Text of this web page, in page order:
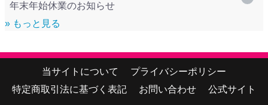
年末年始休業のお知らせ
» もっと見る
当サイトについて
プライバシーポリシー
特定商取引法に基づく表記
お問い合わせ 公式サイト